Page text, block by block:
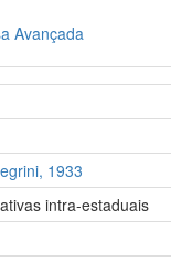
Avançada
1933
intra-estaduais